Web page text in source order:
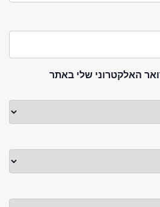
האלקטרוני שלי באתר